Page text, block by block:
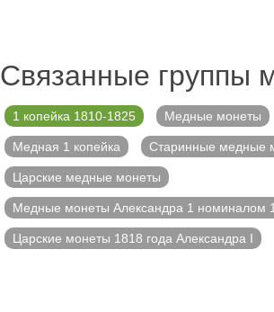
Связанные группы
1 копейка 1810-1825 Медные монеты
Медная 1 копейка Старинные медные
Царские медные монеты
Медные монеты Александра 1 номиналом
Царские монеты 1818 года Александра I